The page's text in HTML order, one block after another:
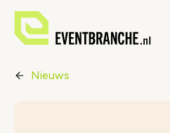
Nieuws